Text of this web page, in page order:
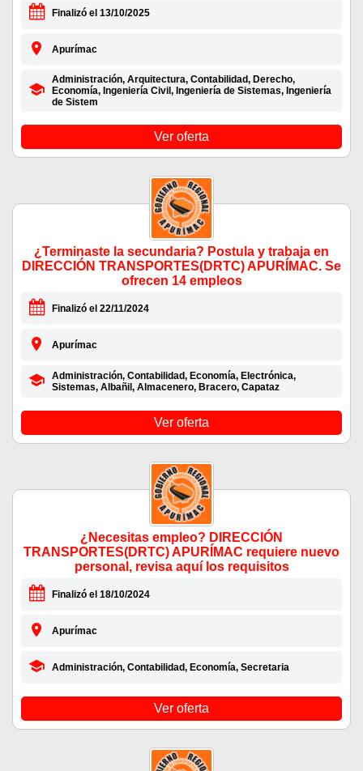
Finalizó el 13/10/2025
Apurímac
Administración, Arquitectura, Contabilidad, Derecho,
Economía, Ingeniería Civil, Ingeniería de Sistemas, Ingeniería
de Sistem
Ver oferta
¿Terminaste la secundaria? Postula y trabaja en
DIRECCIÓN TRANSPORTES(DRTC) APURÍMAC. Se
ofrecen 14 empleos
Finalizó el 22/11/2024
Apurímac
Administración, Contabilidad, Economía, Electrónica,
Sistemas, Albañil, Almacenero, Bracero, Capataz
Ver oferta
¿Necesitas empleo? DIRECCIÓN
TRANSPORTES(DRTC) APURÍMAC requiere nuevo
personal, revisa aquí los requisitos
Finalizó el 18/10/2024
Apurímac
Administración, Contabilidad, Economía, Secretaria
Ver oferta